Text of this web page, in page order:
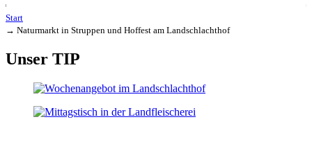
Start
→ Naturmarkt in Struppen und Hoffest am Landschlachthof
Unser TIP